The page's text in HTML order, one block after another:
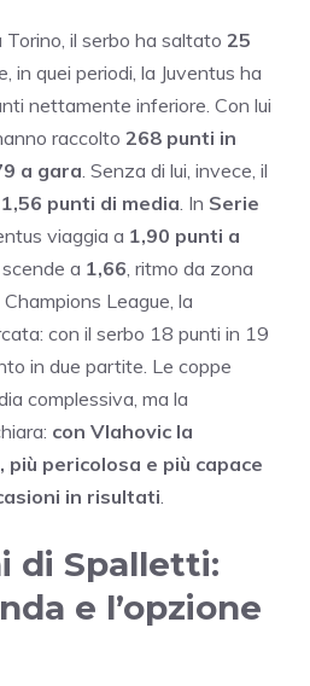
il serbo ha saltato 25
in quei periodi, la Juventus ha
nettamente inferiore. Con lui
raccolto 268 punti in
a gara . Senza di lui, invece, il
1,56 punti di media . In Serie
viaggia a 1,90 punti a
a 1,66 , ritmo da zona
League, la
con il serbo 18 punti in 19
in due partite. Le coppe
complessiva, ma la
con Vlahovic la
più pericolosa e più capace
in risultati
di Spalletti:
e l’opzione